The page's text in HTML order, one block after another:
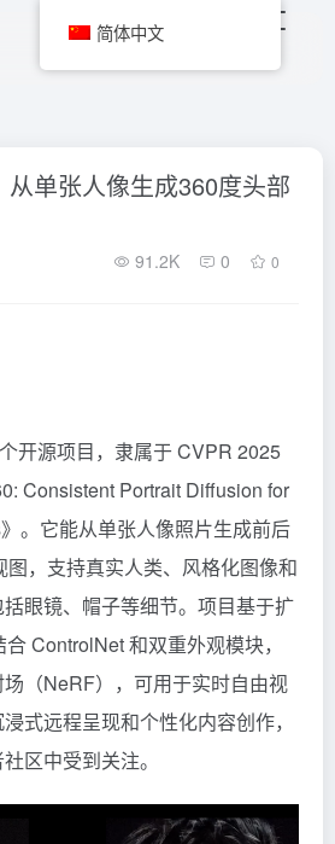
单张人像生成360度头部
91.2K 0 0
开源项目，隶属于 CVPR 2025
Consistent Portrait Diffusion for
。它能从单张人像照片生成前后
，支持真实人类、风格化图像和
眼镜、帽子等细节。项目基于扩
ControlNet 和双重外观模块，
（NeRF），可用于实时自由视
式远程呈现和个性化内容创作，
区中受到关注。
简体中文